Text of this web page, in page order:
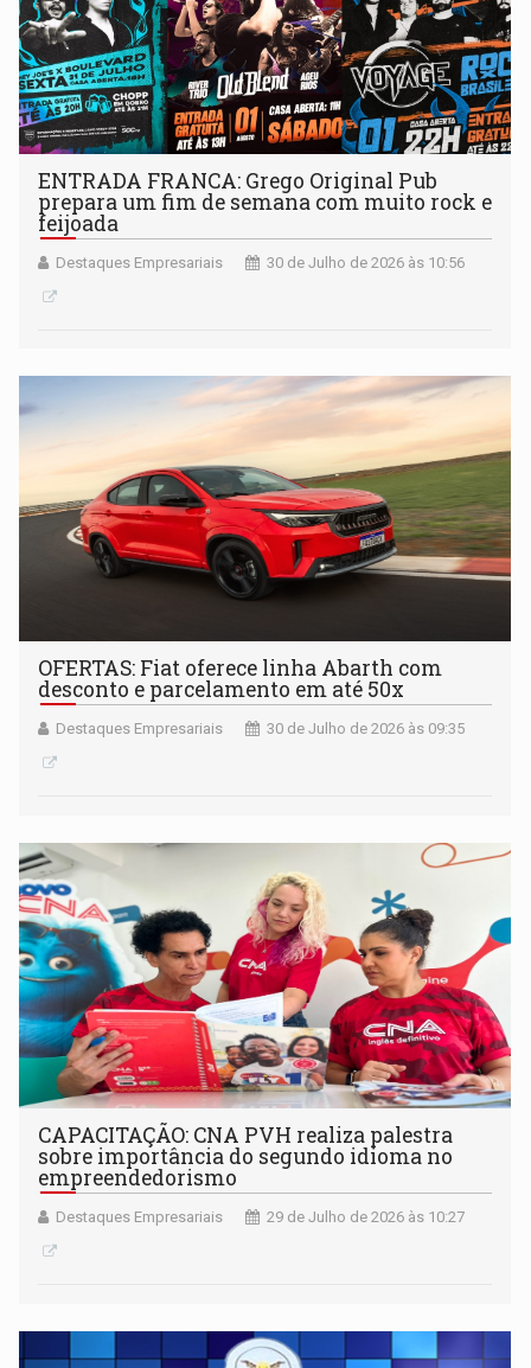
ENTRADA FRANCA: Grego Original Pub
prepara um fim de semana com muito rock e
feijoada
Destaques Empresariais 30 de Julho de 2026 às 10:56
OFERTAS: Fiat oferece linha Abarth com
desconto e parcelamento em até 50x
Destaques Empresariais 30 de Julho de 2026 às 09:35
CAPACITAÇÃO: CNA PVH realiza palestra
sobre importância do segundo idioma no
empreendedorismo
Destaques Empresariais 29 de Julho de 2026 às 10:27